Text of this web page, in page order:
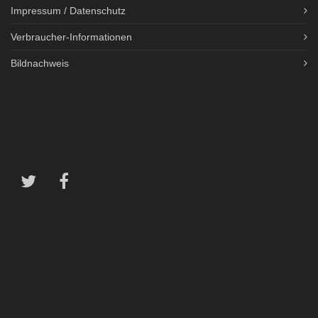
Impressum / Datenschutz
Verbraucher-Informationen
Bildnachweis